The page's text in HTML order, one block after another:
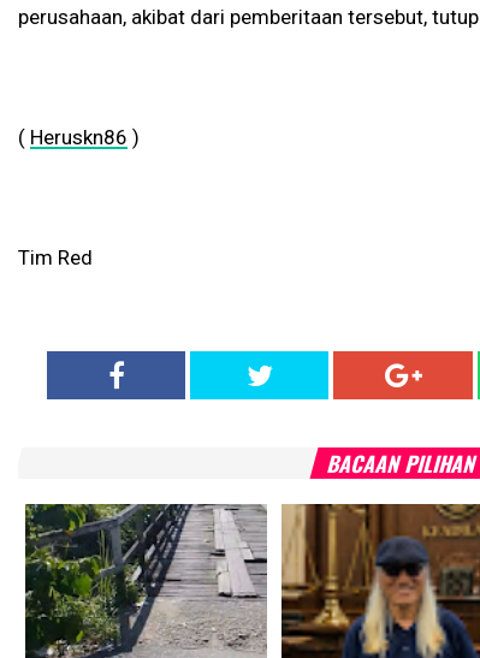
perusahaan, akibat dari pemberitaan tersebut,
( Heruskn86 )
Tim Red
BACAAN PILIHAN